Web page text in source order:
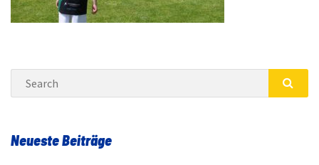
Search
Neueste Beiträge